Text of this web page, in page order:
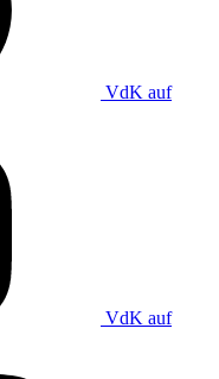
VdK auf
VdK auf